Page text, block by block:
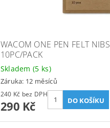
WACOM ONE PEN FELT NIBS
10PC/PACK
Skladem(5 ks)
Záruka: 12 měsíců
240 Kč bez DPH
290 Kč